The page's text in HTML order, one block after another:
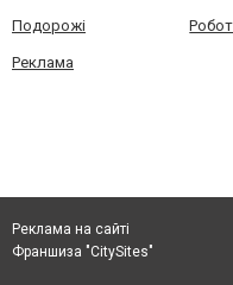
Подорожі
Реклама
Реклама на сайті
Франшиза "CitySites"